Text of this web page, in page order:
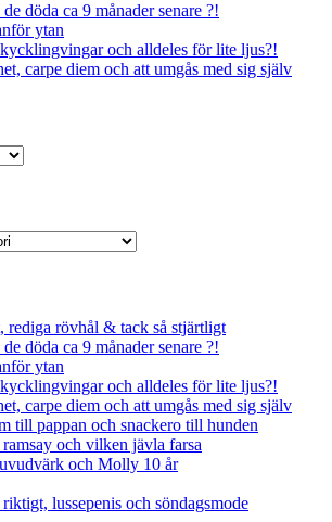
döda ca 9 månader senare ?!
ytan
och alldeles för lite ljus?!
carpe diem och att umgås med sig själv
rediga rövhål & tack så stjärtligt
döda ca 9 månader senare ?!
ytan
och alldeles för lite ljus?!
carpe diem och att umgås med sig själv
till pappan och snackero till hunden
och vilken jävla farsa
och Molly 10 år
lussepenis och söndagsmode